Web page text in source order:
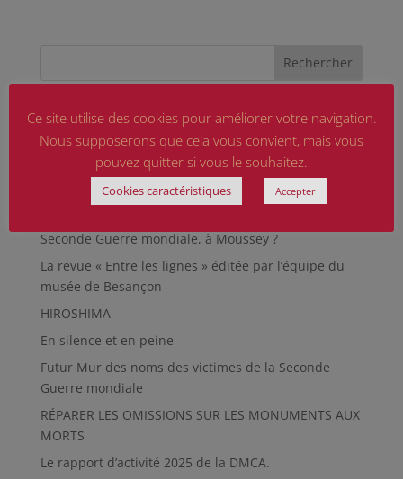
Articles récents
Marguerite MARTIN dite Daisy, femme résistante
Hommage aux sapeurs-pompiers d’hier et
d’aujourd’hui
Seconde Guerre mondiale, à Moussey ?
La revue « Entre les lignes » éditée par l’équipe du
musée de Besançon
HIROSHIMA
En silence et en peine
Futur Mur des noms des victimes de la Seconde
Guerre mondiale
RÉPARER LES OMISSIONS SUR LES MONUMENTS AUX
MORTS
Le rapport d’activité 2025 de la DMCA.
Ce site utilise des cookies pour améliorer votre navigation.
Nous supposerons que cela vous convient, mais vous
pouvez quitter si vous le souhaitez.
Cookies caractéristiques Accepter